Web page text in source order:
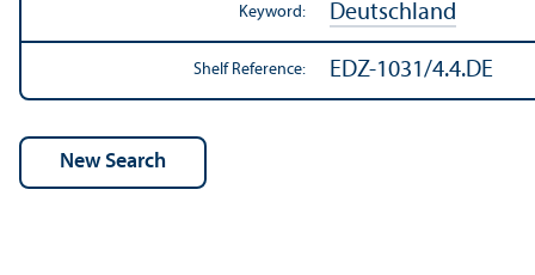
Keyword: Deutschland
Shelf Reference: EDZ-1031/4.4.DE